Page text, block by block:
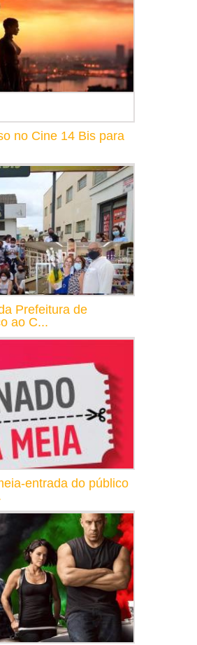
no Cine 14 Bis para
Prefeitura de
ao C...
entrada do público